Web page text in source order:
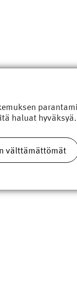
haluat hyväksyä.
välttämättömät